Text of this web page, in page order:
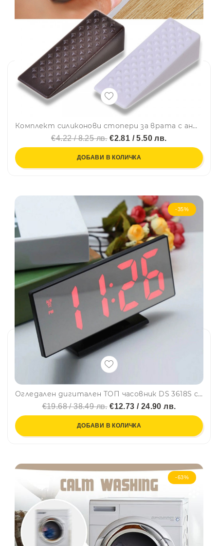
Комплект силиконови стопери за врата с анти-хлъзгащ се дизайн, 2 бр.
€4.22 / 8.25 лв.€2.81 / 5.50 лв.
ДОБАВИ В КОЛИЧКА
-35%
Огледален дигитален ТОП часовник DS 3618S с аларма ,термометър, големи цифри и много екстри. BFO2
€19.68 / 38.49 лв.€12.73 / 24.90 лв.
ДОБАВИ В КОЛИЧКА
-63%